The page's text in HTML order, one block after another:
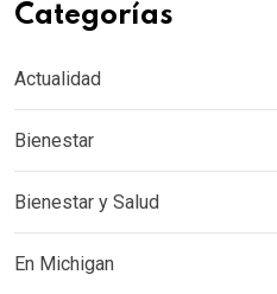
Categorías
Actualidad
Bienestar
Bienestar y Salud
En Michigan